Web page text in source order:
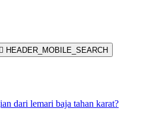
 HEADER_MOBILE_SEARCH
dari lemari baja tahan karat?